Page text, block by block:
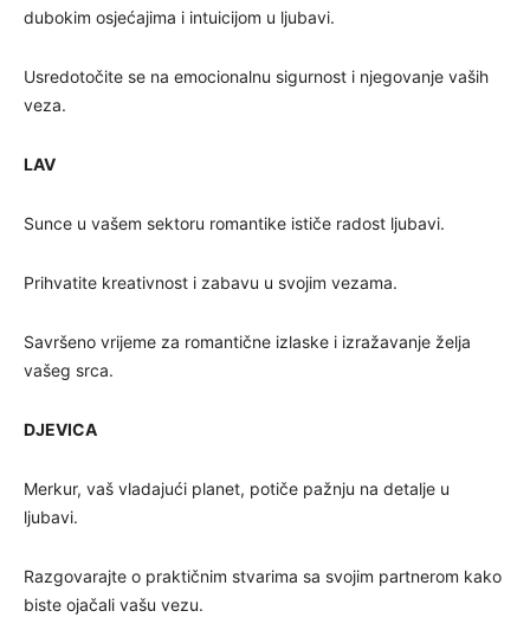
dubokim osjećajima i intuicijom u ljubavi.
Usredotočite se na emocionalnu sigurnost i njegovanje vaših
veza.
LAV
Sunce u vašem sektoru romantike ističe radost ljubavi.
Prihvatite kreativnost i zabavu u svojim vezama.
Savršeno vrijeme za romantične izlaske i izražavanje želja
vašeg srca.
DJEVICA
Merkur, vaš vladajući planet, potiče pažnju na detalje u
ljubavi.
Razgovarajte o praktičnim stvarima sa svojim partnerom kako
biste ojačali vašu vezu.